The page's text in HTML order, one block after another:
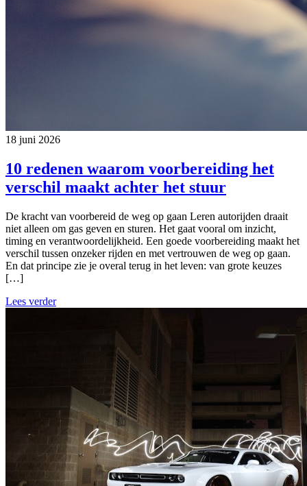
18 juni 2026
10 redenen waarom voorbereiding het
verschil maakt achter het stuur
De kracht van voorbereid de weg op gaan Leren autorijden draait
niet alleen om gas geven en sturen. Het gaat vooral om inzicht,
timing en verantwoordelijkheid. Een goede voorbereiding maakt het
verschil tussen onzeker rijden en met vertrouwen de weg op gaan.
En dat principe zie je overal terug in het leven: van grote keuzes
[…]
Lees verder